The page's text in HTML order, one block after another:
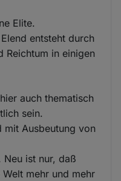
Elite.
entsteht durch
Reichtum in einigen
auch thematisch
sein.
mit Ausbeutung von
Neu ist nur, daß
mehr und mehr